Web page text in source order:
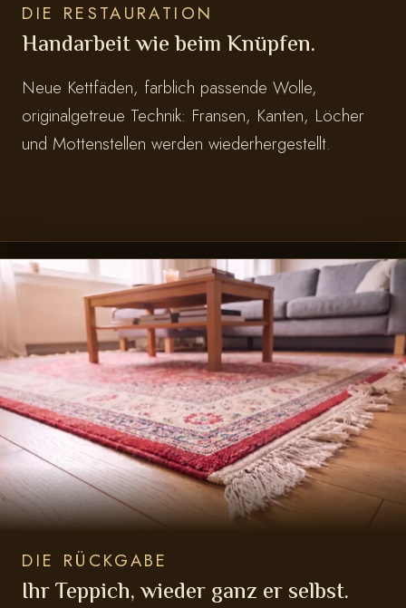
DIE RESTAURATION
Handarbeit wie beim Knüpfen.
Neue Kettfäden, farblich passende Wolle,
originalgetreue Technik: Fransen, Kanten, Löcher
und Mottenstellen werden wiederhergestellt.
DIE RÜCKGABE
Ihr Teppich, wieder ganz er selbst.